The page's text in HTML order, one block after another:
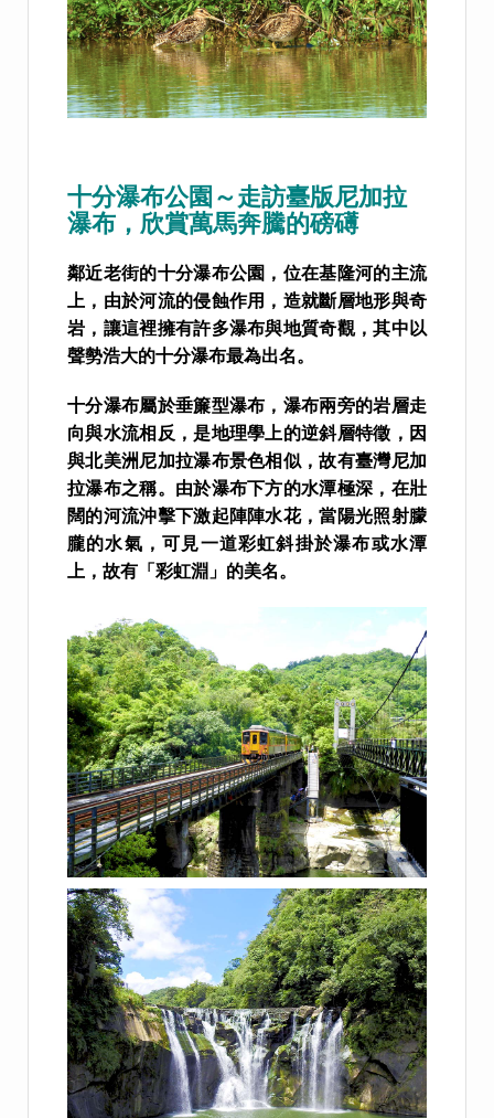
十分瀑布公園～走訪臺版尼加拉
瀑布，欣賞萬馬奔騰的磅礡
鄰近老街的十分瀑布公園，位在基隆河的主流
上，由於河流的侵蝕作用，造就斷層地形與奇
岩，讓這裡擁有許多瀑布與地質奇觀，其中以
聲勢浩大的十分瀑布最為出名。
十分瀑布屬於垂簾型瀑布，瀑布兩旁的岩層走
向與水流相反，是地理學上的逆斜層特徵，因
與北美洲尼加拉瀑布景色相似，故有臺灣尼加
拉瀑布之稱。由於瀑布下方的水潭極深，在壯
闊的河流沖擊下激起陣陣水花，當陽光照射朦
朧的水氣，可見一道彩虹斜掛於瀑布或水潭
上，故有「彩虹淵」的美名。